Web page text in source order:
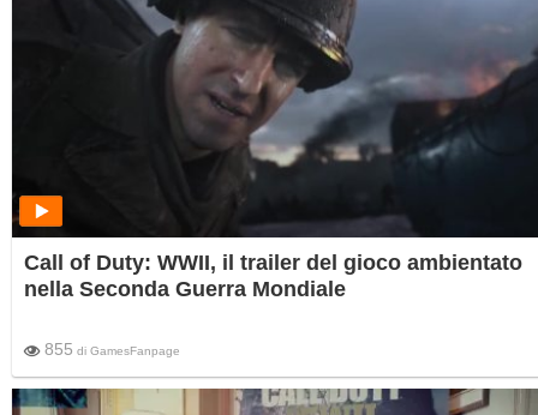
Call of Duty: WWII, il trailer del gioco ambientato
nella Seconda Guerra Mondiale
855 di GamesFanpage